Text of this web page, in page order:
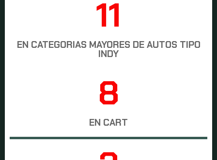
11
EN CATEGORIAS MAYORES DE AUTOS TIPO
INDY
8
EN CART